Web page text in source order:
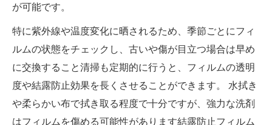
が可能です。
特に紫外線や温度変化に晒されるため、季節ごとにフィ
ルムの状態をチェックし、古いや傷が目立つ場合は早め
に交換すること清掃も定期的に行うと、フィルムの透明
度や結露防止効果を長くさせることができます。 水拭き
や柔らかい布で拭き取る程度で十分ですが、強力な洗剤
はフィルムを傷める可能性があります結露防止フィルム